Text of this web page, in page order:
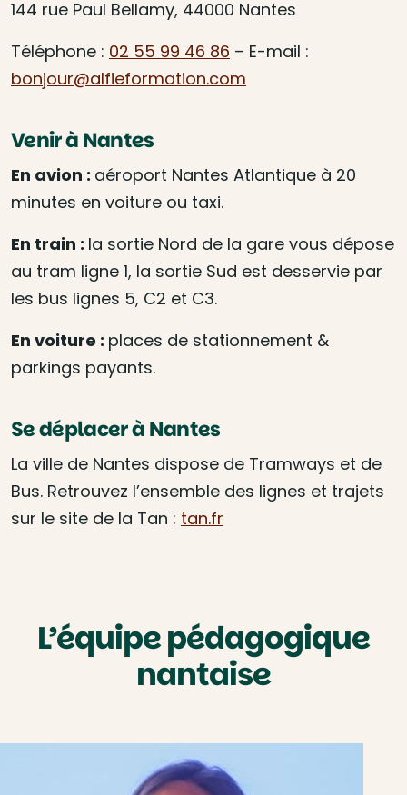
144 rue Paul Bellamy, 44000 Nantes
Téléphone : 02 55 99 46 86 – E-mail :
bonjour@alfieformation.com
Venir à Nantes
En avion : aéroport Nantes Atlantique à 20
minutes en voiture ou taxi.
En train : la sortie Nord de la gare vous dépose
au tram ligne 1, la sortie Sud est desservie par
les bus lignes 5, C2 et C3.
En voiture : places de stationnement &
parkings payants.
Se déplacer à Nantes
La ville de Nantes dispose de Tramways et de
Bus. Retrouvez l’ensemble des lignes et trajets
sur le site de la Tan : tan.fr
L’équipe pédagogique
nantaise